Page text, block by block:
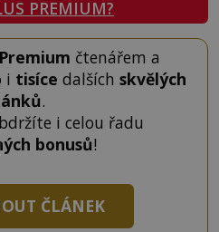
PREMIUM?
Premium čtenářem a
i tisíce dalších skvělých
.
i celou řadu
bonusů!
ČLÁNEK